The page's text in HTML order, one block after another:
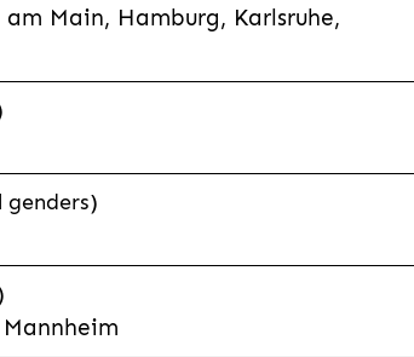
Main, Hamburg, Karlsruhe,
genders)